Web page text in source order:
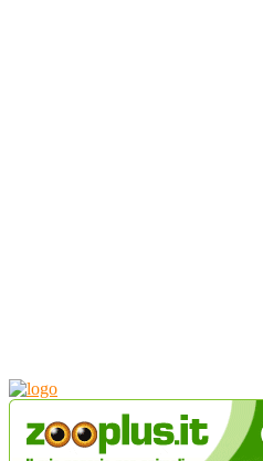
Beagle Italia
sito web dedicato alla razza beagle.